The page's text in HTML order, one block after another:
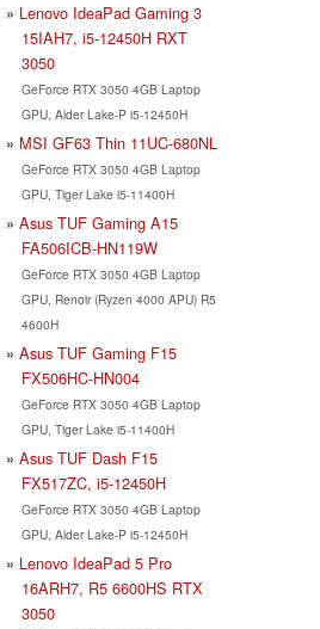
Lenovo IdeaPad Gaming 3
15IAH7, i5-12450H RXT
3050
GeForce RTX 3050 4GB Laptop
GPU, Alder Lake-P i5-12450H
MSI GF63 Thin 11UC-680NL
GeForce RTX 3050 4GB Laptop
GPU, Tiger Lake i5-11400H
Asus TUF Gaming A15
FA506ICB-HN119W
GeForce RTX 3050 4GB Laptop
GPU, Renoir (Ryzen 4000 APU) R5
4600H
Asus TUF Gaming F15
FX506HC-HN004
GeForce RTX 3050 4GB Laptop
GPU, Tiger Lake i5-11400H
Asus TUF Dash F15
FX517ZC, i5-12450H
GeForce RTX 3050 4GB Laptop
GPU, Alder Lake-P i5-12450H
Lenovo IdeaPad 5 Pro
16ARH7, R5 6600HS RTX
3050